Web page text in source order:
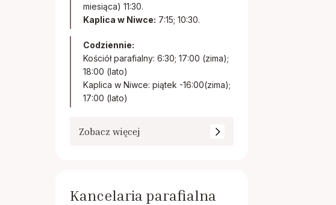
miesiąca) 11:30.
Kaplica w Niwce: 7:15; 10:30.
Codziennie:
Kościół parafialny: 6:30; 17:00 (zima);
18:00 (lato)
Kaplica w Niwce: piątek -16:00(zima);
17:00 (lato)
Zobacz więcej
Kancelaria parafialna